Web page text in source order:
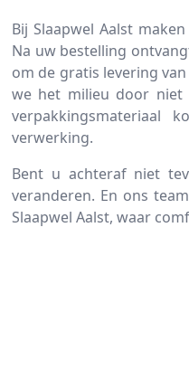
Bij Slaapwel Aalst
Na uw bestelling
om de gratis levering
we het milieu door niet
verpakkingsmateriaal
verwerking.
Bent u achteraf niet
veranderen. En ons
Slaapwel Aalst, waar